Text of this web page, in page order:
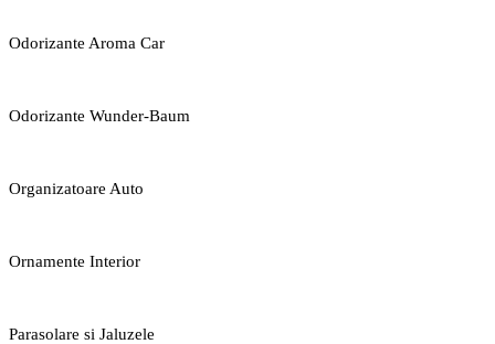
Odorizante Aroma Car
Odorizante Wunder-Baum
Organizatoare Auto
Ornamente Interior
Parasolare si Jaluzele